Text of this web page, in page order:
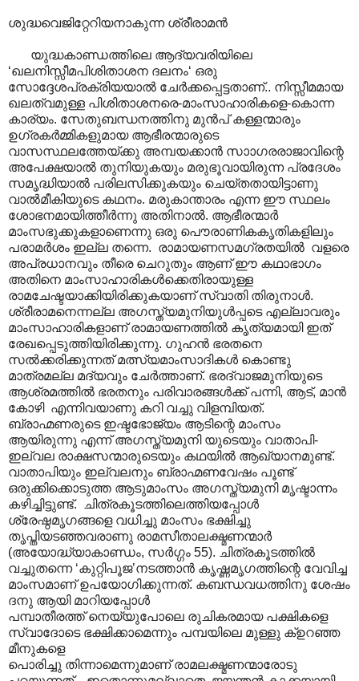
ശുദ്ധവെജിറ്റേറിയനാകുന്ന ശ്രീരാമൻ
യുദ്ധകാണ്ഡത്തിലെ ആദ്യവരിയിലെ
‘ഖലനിസ്സീമപിശിതാശന ദലനം‘ ഒരു
സോദ്ദേശപ്രക്രിയയാൽ ചേർക്കപ്പെട്ടതാണ്.. നിസ്സീമമായ
ഖലത്വമുള്ള പിശിതാശനരെ-മാംസാഹാരികളെ-കൊന്ന
കാര്യം. സേതുബന്ധനത്തിനു മുൻപ് കള്ളന്മാരും
ഉഗ്രകർമ്മികളുമായ ആഭീരന്മാരുടെ
വാസസ്ഥലത്തേയ്ക്കു അമ്പയക്കാൻ സാ‍ാഗരരാജാവിന്റെ
അപേക്ഷയാൽ തുനിയുകയും മരുഭൂവായിരുന്ന പ്രദേശം
സമൃദ്ധിയാൽ പരിലസിക്കുകയും ചെയ്തതായിട്ടാണു
വാൽമീകിയുടെ കഥനം. മരുകാന്താരം എന്ന ഈ സ്ഥലം
ശോഭനമായിത്തീർന്നു അതിനാൽ. ആഭീരന്മാർ
മാംസഭുക്കുകളാണെന്നു ഒരു പൌരാണികകൃതികളിലും
പരാമർശം ഇല്ല തന്നെ. രാമായണസമഗ്രതയിൽ വളരെ
അപ്രധാനവും തീരെ ചെറുതും ആണ് ഈ കഥാഭാഗം
അതിനെ മാംസാ‍ഹാരികൾക്കെതിരായുള്ള
രാമചേഷ്ടയാക്കിയിരിക്കുകയാണ് സ്വാതി തിരുനാ‍ൾ.
ശ്രീരാമനെന്നല്ല അഗസ്ത്യമുനിയുൾപ്പടെ എല്ലാവരും
മാംസാഹാരികളാണ് രാമായണത്തിൽ കൃത്യമായി ഇത്
രേഖപ്പെടുത്തിയിരിക്കുന്നു. ഗുഹൻ ഭരതനെ
സൽക്കരിക്കുന്നത് മത്സ്യമാംസാദികൾ കൊണ്ടു
മാത്രമല്ല മദ്യവും ചേർത്താണ്. ഭരദ്വാജമുനിയുടെ
ആശ്രമത്തിൽ ഭരതനും പരിവാരങ്ങൾക്ക് പന്നി, ആട്, മാൻ
കോഴി എന്നിവയാണു കറി വച്ചു വിളമ്പിയത്.
ബ്രാഹ്മണരുടെ ഇഷ്ടഭോജ്യം ആടിന്റെ മാംസം
ആയിരുന്നു എന്ന് അഗസ്ത്യമുനി യുടെയും വാതാപി-
ഇല്വല രാക്ഷസന്മാരുടെയും കഥയിൽ ആഖ്യാനമുണ്ട്.
വാതാപിയും ഇല്വലനും ബ്രാഹ്മണവേഷം പൂണ്ട്
ഒരുക്കിക്കൊടുത്ത ആടുമാംസം അഗസ്ത്യമുനി മൃഷ്ടാന്നം
കഴിച്ചിട്ടുണ്ട്. ചിത്രകൂടത്തിലെത്തിയപ്പോൾ
ശ്രേഷ്ഠമൃഗങ്ങളെ വധിച്ചു മാംസം ഭക്ഷിച്ചു
തൃപ്തിയടഞ്ഞവരാണു രാമസീതാലക്ഷ്മണന്മാർ
(അയോദ്ധ്യാകാണ്ഡം, സർഗ്ഗം 55). ചിത്രകൂടത്തിൽ
വച്ചുതന്നെ ‘കുറ്റിപൂജ’നടത്താൻ കൃഷ്ണമൃഗത്തിന്റെ വേവിച്ച
മാംസമാണ് ഉപയോഗിക്കുന്നത്. കബന്ധവധത്തിനു ശേഷം
ദനു ആയി മാറിയപ്പോൾ
പമ്പാതീരത്ത് നെയ്യുപോലെ രുചികരമായ പക്ഷികളെ
സ്വാദോടെ ഭക്ഷിക്കാമെന്നും പമ്പയിലെ മുള്ളു ക്ഉറഞ്ഞ
മീനുകളെ
പൊരിച്ചു തിന്നാമെന്നുമാണ് രാമലക്ഷ്മണന്മാരോടു